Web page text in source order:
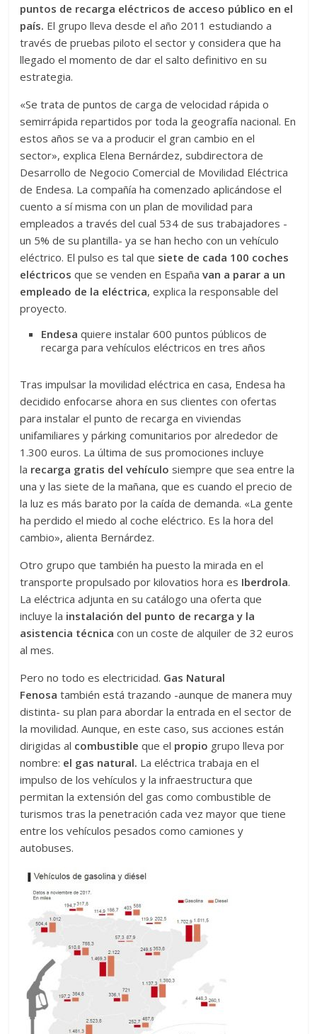
puntos de recarga eléctricos de acceso público en el
país. El grupo lleva desde el año 2011 estudiando a
través de pruebas piloto el sector y considera que ha
llegado el momento de dar el salto definitivo en su
estrategia.
«Se trata de puntos de carga de velocidad rápida o
semirrápida repartidos por toda la geografía nacional. En
estos años se va a producir el gran cambio en el
sector», explica Elena Bernárdez, subdirectora de
Desarrollo de Negocio Comercial de Movilidad Eléctrica
de Endesa. La compañía ha comenzado aplicándose el
cuento a sí misma con un plan de movilidad para
empleados a través del cual 534 de sus trabajadores -
un 5% de su plantilla- ya se han hecho con un vehículo
eléctrico. El pulso es tal que siete de cada 100 coches
eléctricos que se venden en España van a parar a un
empleado de la eléctrica, explica la responsable del
proyecto.
Endesaquiere instalar 600 puntos públicos de
recarga para vehículos eléctricos en tres años
Tras impulsar la movilidad eléctrica en casa, Endesa ha
decidido enfocarse ahora en sus clientes con ofertas
para instalar el punto de recarga en viviendas
unifamiliares y párking comunitarios por alrededor de
1.300 euros. La última de sus promociones incluye
la recarga gratis del vehículosiempre que sea entre la
una y las siete de la mañana, que es cuando el precio de
la luz es más barato por la caída de demanda. «La gente
ha perdido el miedo al coche eléctrico. Es la hora del
cambio», alienta Bernárdez.
Otro grupo que también ha puesto la mirada en el
transporte propulsado por kilovatios hora es Iberdrola.
La eléctrica adjunta en su catálogo una oferta que
incluye la instalación del punto de recarga y la
asistencia técnica con un coste de alquiler de 32 euros
al mes.
Pero no todo es electricidad. Gas Natural
Fenosa también está trazando -aunque de manera muy
distinta- su plan para abordar la entrada en el sector de
la movilidad. Aunque, en este caso, sus acciones están
dirigidas al combustibleque el propio grupo lleva por
nombre: el gas natural. La eléctrica trabaja en el
impulso de los vehículos y la infraestructura que
permitan la extensión del gas como combustible de
turismos tras la penetración cada vez mayor que tiene
entre los vehículos pesados como camiones y
autobuses.